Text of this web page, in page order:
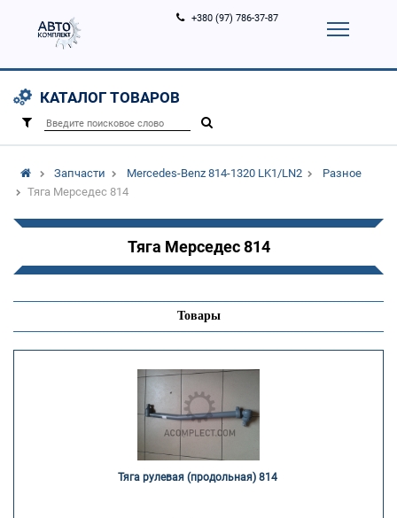
0)
Услуги
+380 (97) 786-37-87
КАТАЛОГ ТОВАРОВ
Запчасти Mercedes-Benz 814-1320 LK1/LN2
Разное
Тяга Мерседес 814
Тяга Мерседес 814
Товары
Тяга рулевая (продольная) 814